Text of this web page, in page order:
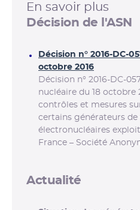
En savoir plus
Décision de l'ASN
Décision n° 2016-DC-
octobre 2016
Décision n° 2016-DC-
nucléaire du 18 octobre
contrôles et mesures
certains générateurs
électronucléaires
France – Société
Actualité